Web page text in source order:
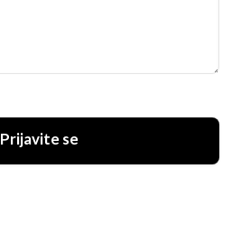
Prijavite se